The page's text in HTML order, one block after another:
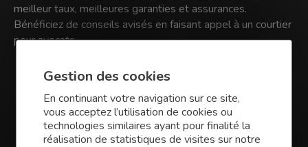
meilleur taux, meilleures garanties et assurances.
Bénéficiez de conseils avisés en faisant appel à un courtier
pour avocats.
Vos besoins par métiers
Gestion des cookies
En continuant votre navigation sur ce site,
vous acceptez l’utilisation de cookies ou
technologies similaires ayant pour finalité la
réalisation de statistiques de visites sur notre